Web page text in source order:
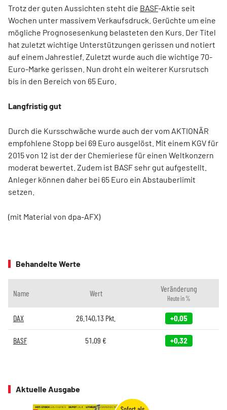
Trotz der guten Aussichten steht die BASF-Aktie seit
Wochen unter massivem Verkaufsdruck. Gerüchte um eine
mögliche Prognosesenkung belasteten den Kurs. Der Titel
hat zuletzt wichtige Unterstützungen gerissen und notiert
auf einem Jahrestief. Zuletzt wurde auch die wichtige 70-
Euro-Marke gerissen. Nun droht ein weiterer Kursrutsch
bis in den Bereich von 65 Euro.
Langfristig gut
Durch die Kursschwäche wurde auch der vom AKTIONÄR
empfohlene Stopp bei 69 Euro ausgelöst. Mit einem KGV für
2015 von 12 ist der der Chemieriese für einen Weltkonzern
moderat bewertet. Zudem ist BASF sehr gut aufgestellt.
Anleger können daher bei 65 Euro ein Abstauberlimit
setzen.
(mit Material von dpa-AFX)
Behandelte Werte
Name Wert Veränderung
Heute in %
DAX 26.140,13 Pkt. +0,05
BASF 51,09 € +0,32
Aktuelle Ausgabe